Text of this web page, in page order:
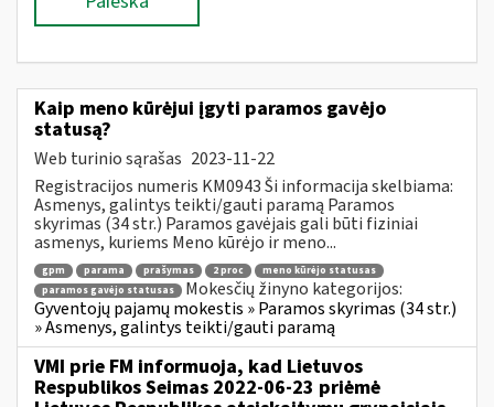
Kaip meno kūrėjui įgyti paramos gavėjo
statusą?
Web turinio sąrašas 2023-11-22
Registracijos numeris KM0943 Ši informacija skelbiama:
Asmenys, galintys teikti/gauti paramą Paramos
skyrimas (34 str.) Paramos gavėjais gali būti fiziniai
asmenys, kuriems Meno kūrėjo ir meno...
gpm parama prašymas 2 proc
meno kūrėjo statusas
paramos gavėjo statusas
Mokesčių žinyno kategorijos:
Gyventojų pajamų mokestis » Paramos skyrimas (34 str.)
» Asmenys, galintys teikti/gauti paramą
VMI prie FM informuoja, kad Lietuvos
Respublikos Seimas 2022-06-23 priėmė